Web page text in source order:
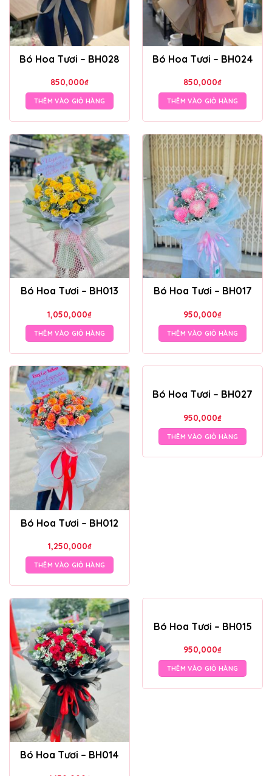
Bó Hoa Tươi – BH028
850,000₫
THÊM VÀO GIỎ HÀNG
Bó Hoa Tươi – BH024
850,000₫
THÊM VÀO GIỎ HÀNG
Bó Hoa Tươi – BH013
1,050,000₫
THÊM VÀO GIỎ HÀNG
Bó Hoa Tươi – BH017
950,000₫
THÊM VÀO GIỎ HÀNG
Bó Hoa Tươi – BH012
1,250,000₫
THÊM VÀO GIỎ HÀNG
Bó Hoa Tươi – BH027
950,000₫
THÊM VÀO GIỎ HÀNG
Bó Hoa Tươi – BH014
Bó Hoa Tươi – BH015
950,000₫
THÊM VÀO GIỎ HÀNG